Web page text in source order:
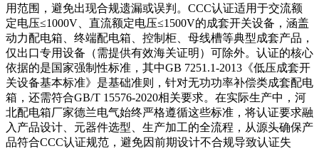
用范围，避免出现合规遗漏或误判。CCC认证适用于交流额
定电压≤1000V、直流额定电压≤1500V的成套开关设备，涵盖
动力配电箱、终端配电箱、控制柜、母线槽等典型成套产品，
仅出口专用设备（需提供有效海关证明）可除外。认证的核心
依据的是国家强制性标准，其中GB 7251.1-2013《低压成套开
关设备基本标准》是基础准则，针对无功功率补偿类成套配电
箱，还需符合GB/T 15576-2020相关要求。在实际生产中，河
北配电箱厂家德兰电气始终严格遵循这些标准，将认证要求融
入产品设计、元器件选型、生产加工的全流程，从源头确保产
品符合CCC认证规范，避免因前期设计不合规导致认证失